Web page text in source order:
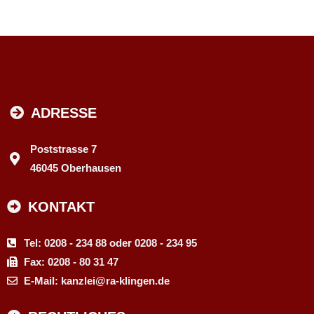
ADRESSE
Poststrasse 7
46045 Oberhausen
KONTAKT
Tel: 0208 - 234 88 oder 0208 - 234 95
Fax: 0208 - 80 31 47
E-Mail: kanzlei@ra-klingen.de